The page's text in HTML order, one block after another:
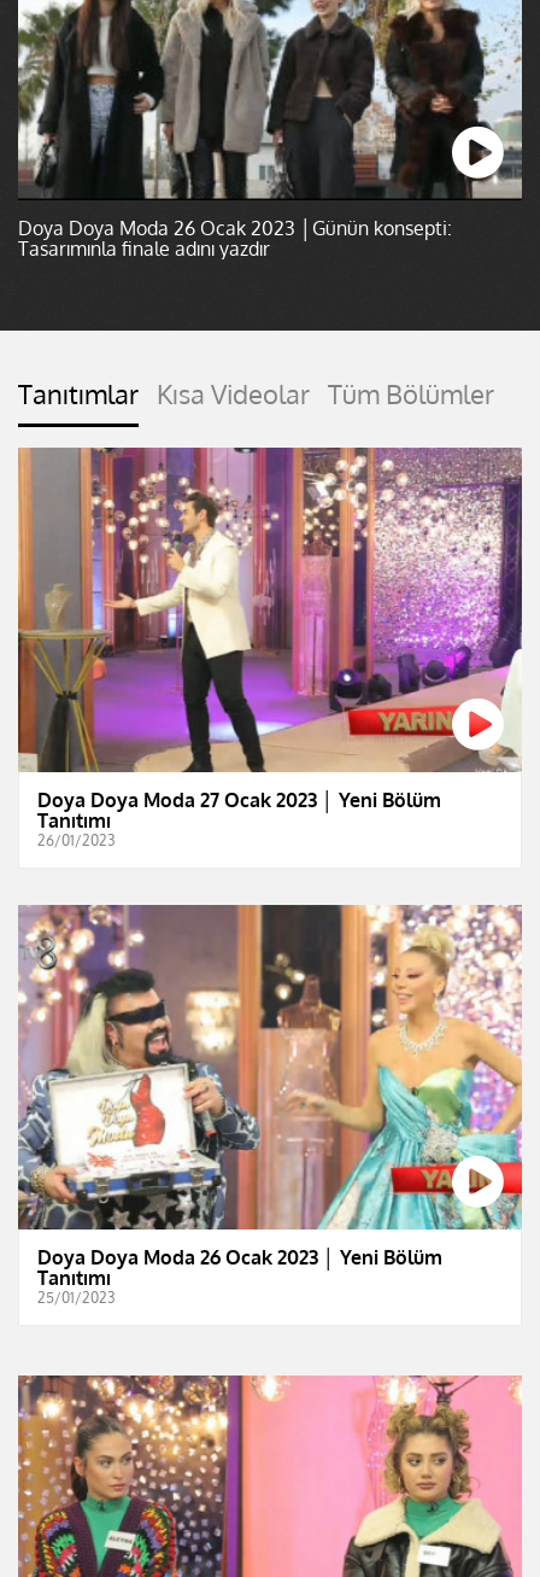
Doya Doya Moda 26 Ocak 2023 │Günün konsepti:
Tasarımınla finale adını yazdır
Tanıtımlar Kısa Videolar Tüm Bölümler
Doya Doya Moda 27 Ocak 2023 │ Yeni Bölüm
Tanıtımı
26/01/2023
Doya Doya Moda 26 Ocak 2023 │ Yeni Bölüm
Tanıtımı
25/01/2023